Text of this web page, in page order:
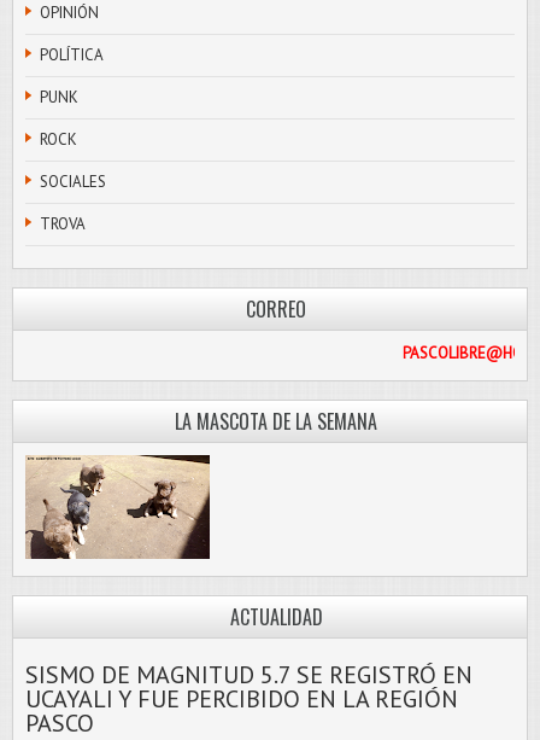
OPINIÓN
POLÍTICA
PUNK
ROCK
SOCIALES
TROVA
CORREO
LA MASCOTA DE LA SEMANA
ACTUALIDAD
SISMO DE MAGNITUD 5.7 SE REGISTRÓ EN
UCAYALI Y FUE PERCIBIDO EN LA REGIÓN
PASCO